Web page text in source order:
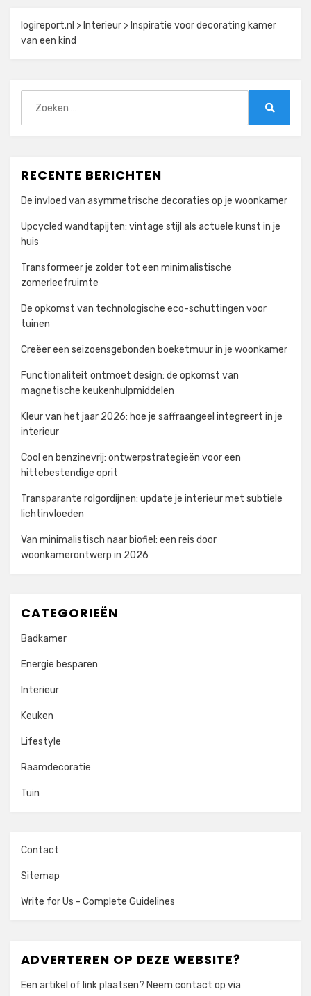
logireport.nl > Interieur > Inspiratie voor decorating kamer
van een kind
naar:
RECENTE BERICHTEN
De invloed van asymmetrische decoraties op je woonkamer
Upcycled wandtapijten: vintage stijl als actuele kunst in je
huis
Transformeer je zolder tot een minimalistische
zomerleefruimte
De opkomst van technologische eco-schuttingen voor
tuinen
Creëer een seizoensgebonden boeketmuur in je woonkamer
Functionaliteit ontmoet design: de opkomst van
magnetische keukenhulpmiddelen
Kleur van het jaar 2026: hoe je saffraangeel integreert in je
interieur
Cool en benzinevrij: ontwerpstrategieën voor een
hittebestendige oprit
Transparante rolgordijnen: update je interieur met subtiele
lichtinvloeden
Van minimalistisch naar biofiel: een reis door
woonkamerontwerp in 2026
CATEGORIEËN
Badkamer
Energie besparen
Interieur
Keuken
Lifestyle
Raamdecoratie
Tuin
Contact
Sitemap
Write for Us - Complete Guidelines
ADVERTEREN OP DEZE WEBSITE?
Een artikel of link plaatsen? Neem contact op via